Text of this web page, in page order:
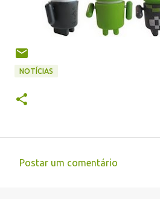
NOTÍCIAS
Postar um comentário